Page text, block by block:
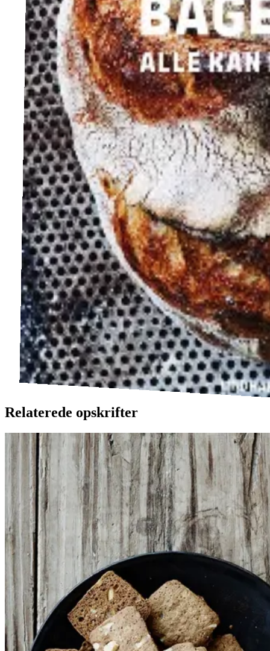
Relaterede opskrifter
BrunkagerBrunkage
r
Gem opskrift
Disse forrygende brunkager
smages til med appelsinskal og er
uden sukat. Du kan dog tilsætte
25 g hakket sukat, hvis du ønsker
det. Det er essentielt, at du ikke
overbager dem; knashårde
brunkager er der ikke meget ved.